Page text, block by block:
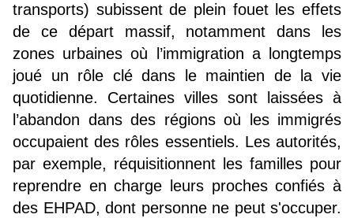
transports) subissent de plein fouet les effets
de ce départ massif, notamment dans les
zones urbaines où l’immigration a longtemps
joué un rôle clé dans le maintien de la vie
quotidienne. Certaines villes sont laissées à
l’abandon dans des régions où les immigrés
occupaient des rôles essentiels. Les autorités,
par exemple, réquisitionnent les familles pour
reprendre en charge leurs proches confiés à
des EHPAD, dont personne ne peut s'occuper.